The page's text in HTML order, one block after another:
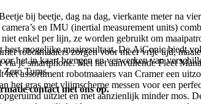
bij beetje, dag na dag, vierkante meter na
en IMU (inertial measurement units)
enkel per lijn, ze worden gebruikt om
best mogelijke maairesultaat. De AiConic biedt
het in kaart brengen en verwerken van
Zero Turns.
robotmaaiers zorgen voor meer vrije tijd,
je smartphone. Met het aanvullende Fleet
assortiment robotmaaiers van Cramer een
gras met vlijmscherpe messen voor een
uitziet en met aanzienlijk minder mos.
contact met ons op.